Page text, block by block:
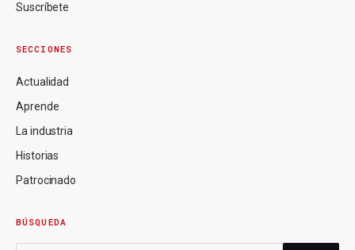
Suscríbete
SECCIONES
Actualidad
Aprende
La industria
Historias
Patrocinado
BÚSQUEDA